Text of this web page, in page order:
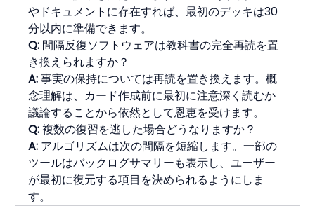
やドキュメントに存在すれば、最初のデッキは30
分以内に準備できます。
Q: 間隔反復ソフトウェアは教科書の完全再読を置
き換えられますか？
A: 事実の保持については再読を置き換えます。概
念理解は、カード作成前に最初に注意深く読むか
議論することから依然として恩恵を受けます。
Q: 複数の復習を逃した場合どうなりますか？
A: アルゴリズムは次の間隔を短縮します。一部の
ツールはバックログサマリーも表示し、ユーザー
が最初に復元する項目を決められるようにしま
す。